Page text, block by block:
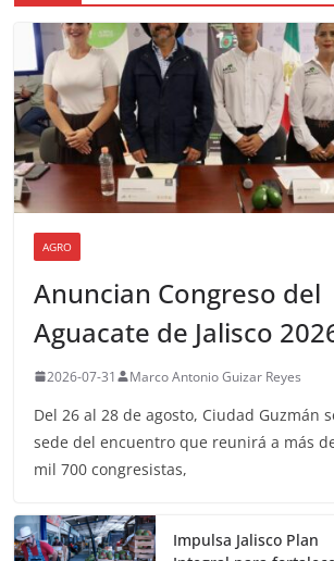
AGRO
Anuncian Congreso del
Aguacate de Jalisco
2026-07-31 Marco Antonio Guizar Reyes
Del 26 al 28 de agosto, Ciudad Guzmán
sede del encuentro que reunirá a más
mil 700 congresistas,
Impulsa Jalisco Plan